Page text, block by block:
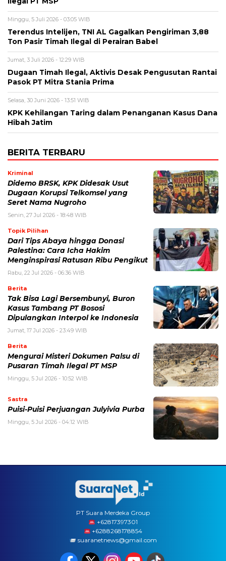
Minggu, 5 Juli 2026 - 03:05 WIB
Terendus Intelijen, TNI AL Gagalkan Pengiriman 3,88
Ton Pasir Timah Ilegal di Perairan Babel
Jumat, 3 Juli 2026 - 12:29 WIB
Dugaan Timah Ilegal, Aktivis Desak Pengusutan Rantai
Pasok PT Mitra Stania Prima
Selasa, 30 Juni 2026 - 13:51 WIB
KPK Kehilangan Taring dalam Penanganan Kasus Dana
Hibah Jatim
BERITA TERBARU
Kriminal
Didemo BRSK, KPK Didesak Usut
Dugaan Korupsi Telkomsel yang
Seret Nama Nugroho
Senin, 27 Jul 2026 - 18:48 WIB
Topik Pilihan
Dari Tips Abaya hingga Donasi
Palestina: Cara Icha Hakim
Menginspirasi Ratusan Ribu Pengikut
Rabu, 22 Jul 2026 - 06:36 WIB
Berita
Tak Bisa Lagi Bersembunyi, Buron
Kasus Tambang PT Bososi
Dipulangkan Interpol ke Indonesia
Jumat, 17 Jul 2026 - 23:49 WIB
Berita
Mengurai Misteri Dokumen Palsu di
Pusaran Timah Ilegal PT MSP
Minggu, 5 Jul 2026 - 10:52 WIB
Sastra
Puisi-Puisi Perjuangan Julyivia Purba
Minggu, 5 Jul 2026 - 04:12 WIB
PT Suara Merdeka Group
‪+62817397301
+6288268178854
suaranetnews@gmail.com